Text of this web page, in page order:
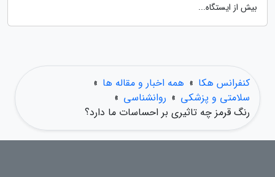
بیش از ایستگاه...
کنفرانس هکا » همه اخبار و مقاله ها »
سلامتی و پزشکی » روانشناسی »
رنگ قرمز چه تاثیری بر احساسات ما دارد؟